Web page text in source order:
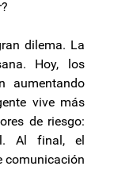
dilema. La
Hoy, los
aumentando
vive más
de riesgo:
Al final, el
comunicación